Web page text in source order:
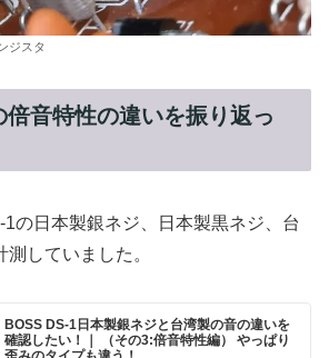
ジスタ
倍音特性の違いを振り返っ
の日本製銀ネジ、日本製黒ネジ、台
していました。
BOSS DS-1日本製銀ネジと台湾製の音の違いを
確認したい！｜ （その3:倍音特性編） やっぱり